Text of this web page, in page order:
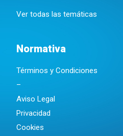
Ver todas las temáticas
Normativa
Términos y Condiciones
–
Aviso Legal
Privacidad
Cookies